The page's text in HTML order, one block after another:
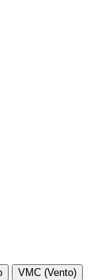
VMC (Vento)